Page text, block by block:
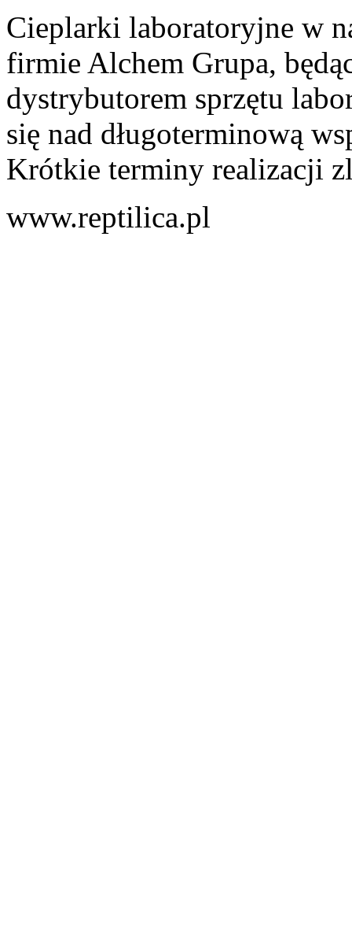
Cieplarki laboratoryjne w
firmie Alchem Grupa,
dystrybutorem sprzętu
się nad długoterminową
Krótkie terminy realizacji
www.reptilica.pl